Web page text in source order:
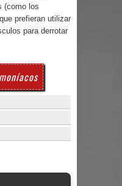
(como los
prefieran utilizar
para derrotar